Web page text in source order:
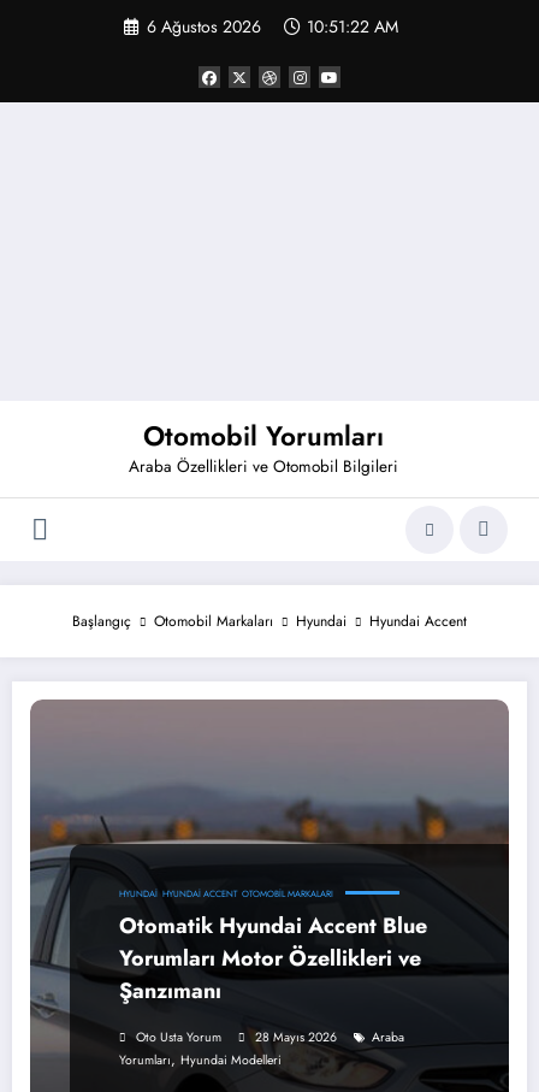
6 Ağustos 2026 10:51:23 AM
Otomobil Yorumları
Araba Özellikleri ve Otomobil Bilgileri
Başlangıç Otomobil Markaları Hyundai Hyundai Accent
HYUNDAI HYUNDAI ACCENT OTOMOBIL MARKALARI
Otomatik Hyundai Accent Blue
Yorumları Motor Özellikleri ve
Şanzımanı
Oto Usta Yorum 28 Mayıs 2026
Araba
Yorumları, Hyundai Modelleri